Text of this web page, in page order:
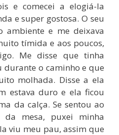
e comecei a elogiá-la
e super gostosa. O seu
ambiente e me deixava
tímida e aos poucos,
Me disse que tinha
durante o caminho e que
molhada. Disse a ela
estava duro e ela ficou
da calça. Se sentou ao
mesa, puxei minha
viu meu pau, assim que